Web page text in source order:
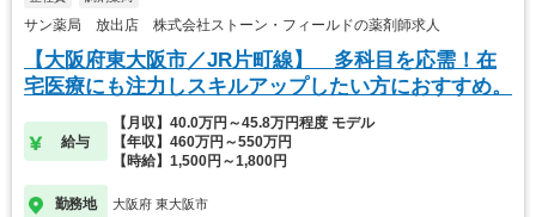
サン薬局 放出店 株式会社ストーン・フィールドの薬剤師求人
【大阪府東大阪市／JR片町線】 多科目を応需！在
宅医療にも注力しスキルアップしたい方におすすめ。
給与
【月収】40.0万円～45.8万円程度 モデル
【年収】460万円～550万円
【時給】1,500円～1,800円
勤務地 大阪府 東大阪市